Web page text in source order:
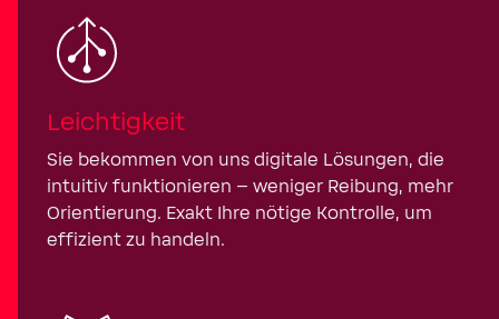
Leichtigkeit
Sie bekommen von uns digitale Lösungen, die
intuitiv funktionieren – weniger Reibung, mehr
Orientierung. Exakt Ihre nötige Kontrolle, um
effizient zu handeln.